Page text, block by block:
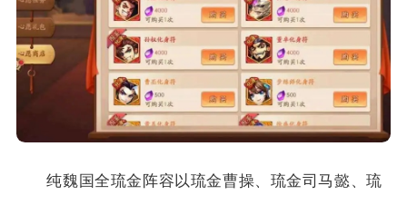
纯魏国全琉金阵容以琉金曹操、琉金司马懿、琉